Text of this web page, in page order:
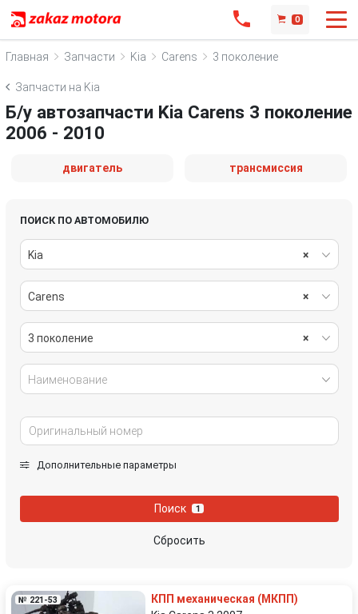
0
Главная Запчасти Kia Carens 3 поколение
Запчасти на Kia
Б/у автозапчасти Kia Carens 3 поколение
2006 - 2010
двигатель трансмиссия
ПОИСК ПО АВТОМОБИЛЮ
×
Kia
×
Carens
×
3 поколение
Наименование
Дополнительные параметры
Поиск 1
Сбросить
№ 221-53
КПП механическая (МКПП)